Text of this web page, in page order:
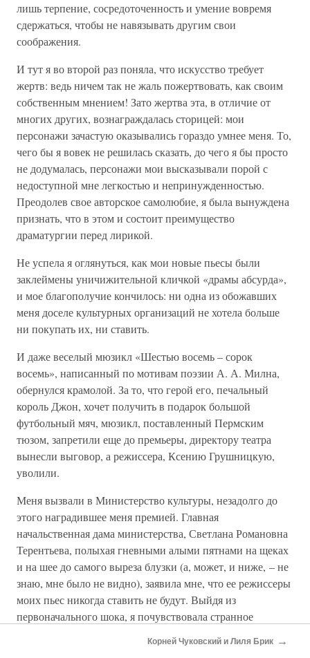
лишь терпение, сосредоточенность и умение вовремя
сдержаться, чтобы не навязывать другим свои
соображения.
И тут я во второй раз поняла, что искусство требует
жертв: ведь ничем так не жаль пожертвовать, как своим
собственным мнением! Зато жертва эта, в отличие от
многих других, вознаграждалась сторицей: мои
персонажи зачастую оказывались гораздо умнее меня. То,
чего бы я вовек не решилась сказать, до чего я бы просто
не додумалась, персонажи мои высказывали порой с
недоступной мне легкостью и непринужденностью.
Преодолев свое авторское самолюбие, я была вынуждена
признать, что в этом и состоит преимущество
драматургии перед лирикой.
Не успела я оглянуться, как мои новые пьесы были
заклеймены уничижительной кличкой «драмы абсурда»,
и мое благополучие кончилось: ни одна из обожавших
меня доселе культурных организаций не хотела больше
ни покупать их, ни ставить.
И даже веселый мюзикл «Шестью восемь – сорок
восемь», написанный по мотивам поэзии А. А. Милна,
обернулся крамолой. За то, что герой его, печальный
король Джон, хочет получить в подарок большой
футбольный мяч, мюзикл, поставленный Пермским
тюзом, запретили еще до премьеры, директору театра
вынесли выговор, а режиссера, Ксению Грушницкую,
уволили.
Меня вызвали в Министерство культуры, незадолго до
этого наградившее меня премией. Главная
начальственная дама министерства, Светлана Романовна
Терентьева, полыхая гневными алыми пятнами на щеках
и на шее до самого выреза блузки (а, может, и ниже, – не
знаю, мне было не видно), заявила мне, что ее режиссеры
моих пьес никогда ставить не будут. Выйдя из
первоначального шока, я почувствовала странное
полную и подлинную свободу.
Корней Чуковский и Лиля Брик →